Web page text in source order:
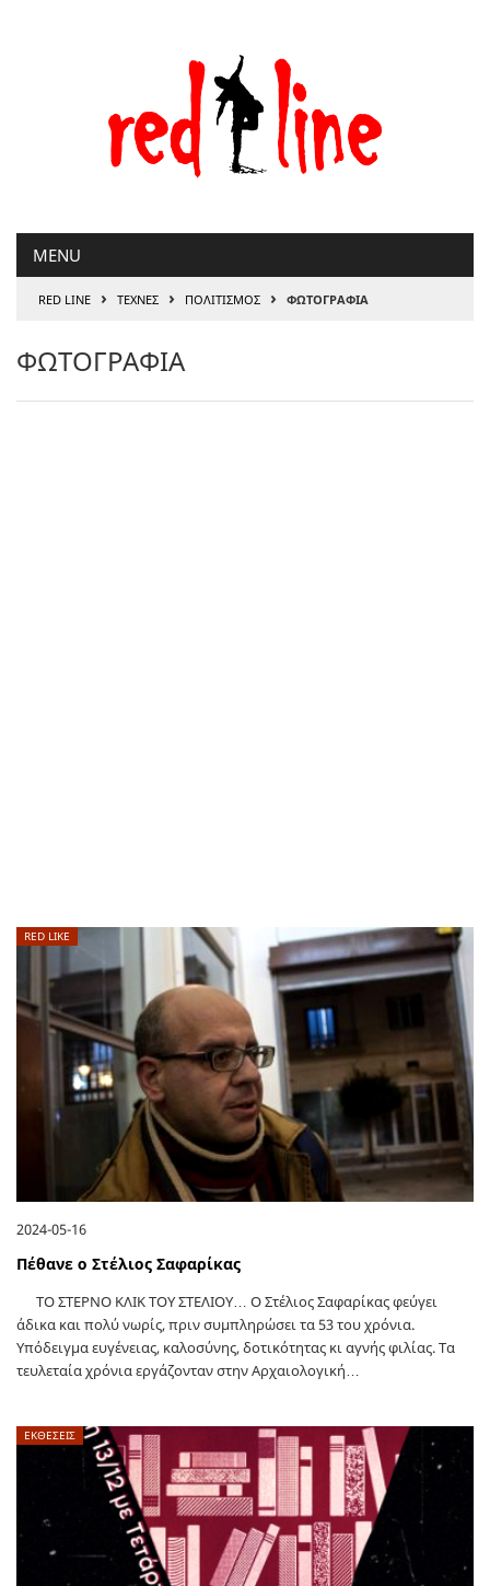
MENU
RED LINE › ΤΕΧΝΕΣ › ΠΟΛΙΤΙΣΜΟΣ › ΦΩΤΟΓΡΑΦΙΑ
ΦΩΤΟΓΡΑΦΙΑ
RED LIKE
2024-05-16
Πέθανε ο Στέλιος Σαφαρίκας
ΤΟ ΣΤΕΡΝΟ ΚΛΙΚ ΤΟΥ ΣΤΕΛΙΟΥ… Ο Στέλιος Σαφαρίκας φεύγει
άδικα και πολύ νωρίς, πριν συμπληρώσει τα 53 του χρόνια.
Υπόδειγμα ευγένειας, καλοσύνης, δοτικότητας κι αγνής φιλίας. Τα
τευλεταία χρόνια εργάζονταν στην Αρχαιολογική…
ΕΚΘΕΣΕΙΣ